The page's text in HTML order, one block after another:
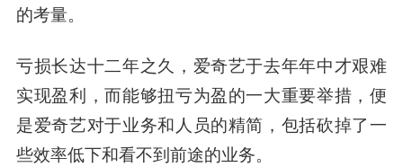
的考量。
亏损长达十二年之久，爱奇艺于去年年中才艰难
实现盈利，而能够扭亏为盈的一大重要举措，便
是爱奇艺对于业务和人员的精简，包括砍掉了一
些效率低下和看不到前途的业务。